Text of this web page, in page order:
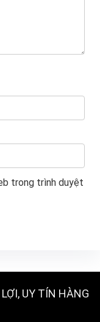
trong trình duyệt
UY TÍN HÀNG